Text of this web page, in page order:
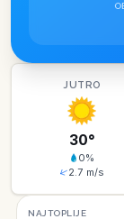
JUTRO
30°
0%
2.7 m/s
NAJTOPLIJE